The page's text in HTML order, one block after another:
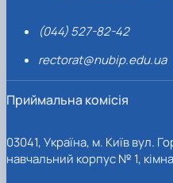
(044) 527-82-42
rectorat@nubip.edu.ua
Приймальна комісія
03041, Україна, м. Київ вул.
навчальний корпус № 1,